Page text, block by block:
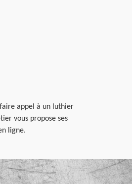
appel à un luthier
vous propose ses
ligne.